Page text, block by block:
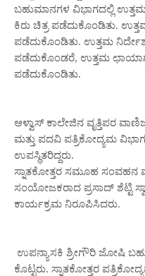
ಬಹುಮಾನಗಳ ವಿಭಾಗದಲ್ಲಿ
ಕಿರು ಚಿತ್ರ ಪಡೆದುಕೊಂಡಿತು.
ಪಡೆದುಕೊಂಡಿತು. ಉತ್ತಮ
ಪಡೆದುಕೊಂಡರೆ, ಉತ್ತಮ
ಪಡೆದುಕೊಂಡಿತು.
ಆಳ್ವಾಸ್ ಕಾಲೇಜಿನ ವೃತ್ತಿಪರ
ಮತ್ತು ಪದವಿ ಪತ್ರಿಕೋದ್ಯಮ
ಉಪಸ್ಥಿತರಿದ್ದರು.
ಸ್ನಾತಕೋತ್ತರ ಸಮೂಹ ಸಂವಹನ
ಸಂಯೋಜಕರಾದ ಪ್ರಸಾದ್ ಶೆಟ್ಟಿ
ಕಾರ್ಯಕ್ರಮ ನಿರೂಪಿಸಿದರು.
ಉಪನ್ಯಾಸಕಿ ಶ್ರೀಗೌರಿ ಜೋಷಿ
ಕೊಟ್ಟರು. ಸ್ನಾತಕೋತ್ತರ